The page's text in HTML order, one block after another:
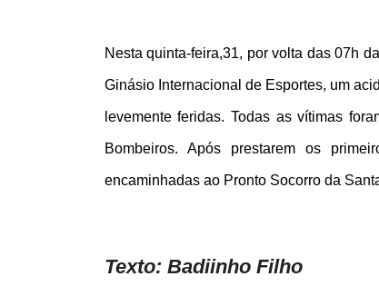
Nesta quinta-feira,31, por volta das 07h
Ginásio Internacional de Esportes, um
levemente feridas. Todas as vítimas
Bombeiros. Após prestarem os
encaminhadas ao Pronto Socorro da
Texto: Badiinho Filho